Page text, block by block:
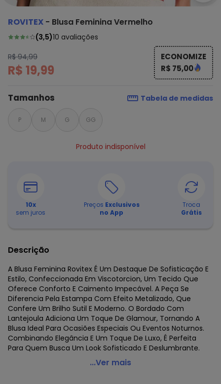
ROVITEX - Blusa Feminina Vermelho
(3,5)10 avaliações
R$ 94,99
R$ 19,99
ECONOMIZE
R$ 75,00
Tamanhos Tabela de medidas
P M G GG
Produto indisponível
10x
sem juros
Preços Exclusivos
no App
Troca
Grátis
Descrição
A Blusa Feminina Rovitex É Um Destaque De Sofisticação E
Estilo, Confeccionada Em Viscotorcion, Um Tecido Que
Oferece Conforto E Caimento Impecável. A Peça Se
Diferencia Pela Estampa Com Efeito Metalizado, Que
Confere Um Brilho Sutil E Moderno. O Bordado Com
Lantejoula Adiciona Um Toque De Glamour, Tornando A
Blusa Ideal Para Ocasiões Especiais Ou Eventos Noturnos.
Combinando Elegância E Um Toque De Luxo, É Perfeita
Para Quem Busca Um Look Sofisticado E Deslumbrante.
Rovitex - Blusa Feminina Vermelho
...Ver mais